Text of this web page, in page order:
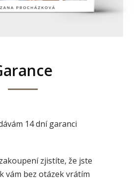
14 dní garanci
zjistíte, že jste
vám bez otázek vrátím